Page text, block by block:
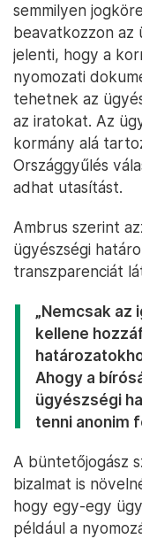
semmilyen
beavatkozzon az
jelenti, hogy a
nyomozati
tehetnek az
az iratokat. Az
kormány alá
Országgyűlés
adhat utasítást.
Ambrus szerint
ügyészségi
transzparenciát
„Nemcsak az
kellene
Ahogy a
ügyészségi
tenni anonim
A büntetőjogász
bizalmat is
hogy egy-egy
például a